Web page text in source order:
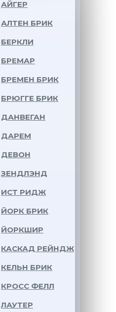
АЙГЕР
АЛТЕН БРИК
БЕРКЛИ
БРЕМАР
БРЕМЕН БРИК
БРЮГГЕ БРИК
ДАНВЕГАН
ДАРЕМ
ДЕВОН
ЗЕНДЛЭНД
ИСТ РИДЖ
ЙОРК БРИК
ЙОРКШИР
КАСКАД РЕЙНДЖ
КЕЛЬН БРИК
КРОСС ФЕЛЛ
ЛАУТЕР